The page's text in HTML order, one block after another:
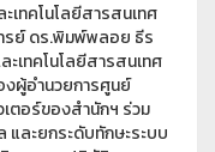
เทคโนโลยีสารสนเทศ
รย์ ดร.พิมพ์พลอย ธีร
เทคโนโลยีสารสนเทศ
ผู้อำนวยการศูนย์
เตอร์ของสำนักฯ ร่วม
และยกระดับทักษะระบบ